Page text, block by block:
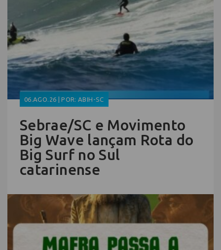
06.AGO.26 | POR: ABIH-SC
Sebrae/SC e Movimento
Big Wave lançam Rota do
Big Surf no Sul
catarinense